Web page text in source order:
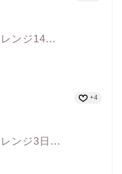
ンジ14...
ンジ3日...
+4